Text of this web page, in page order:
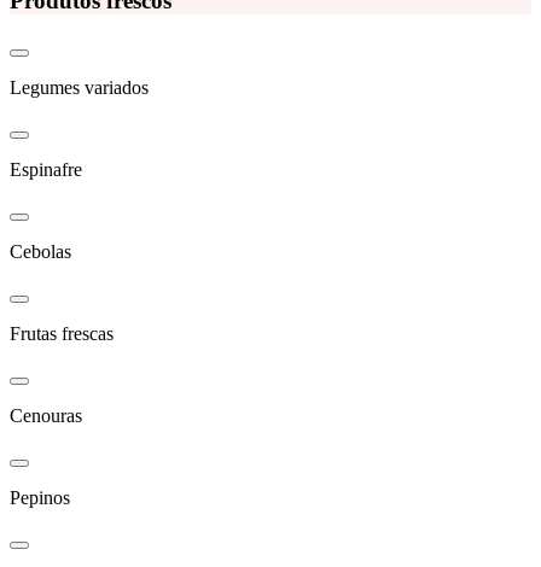
Legumes variados
Espinafre
Cebolas
Frutas frescas
Cenouras
Pepinos